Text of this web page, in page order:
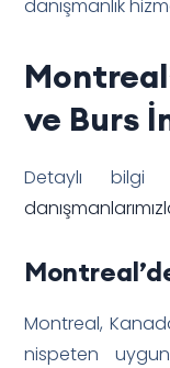
danışmanlık
ve Burs
Detaylı
Montreal,
nispeten